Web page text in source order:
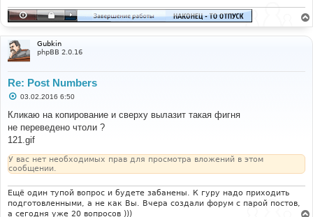
и
е
Gubkin
phpBB 2.0.16
Re: Post Numbers
С
о
щ
е
и
е
03.02.2016 6:50
Кликаю на копирование и сверху вылазит такая фигня
не переведено чтоли ?
121.gif
У вас нет необходимых прав для просмотра вложений в этом
сообщении.
Ещё один тупой вопрос и будете забанены. К гуру надо приходить
подготовленными, а не как Вы. Вчера создали форум с парой постов,
а сегодня уже 20 вопросов )))